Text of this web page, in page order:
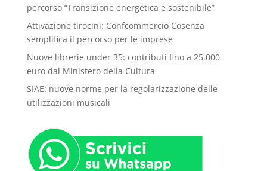
percorso “Transizione energetica e sostenibile”
Attivazione tirocini: Confcommercio Cosenza
semplifica il percorso per le imprese
Nuove librerie under 35: contributi fino a 25.000
euro dal Ministero della Cultura
SIAE: nuove norme per la regolarizzazione delle
utilizzazioni musicali